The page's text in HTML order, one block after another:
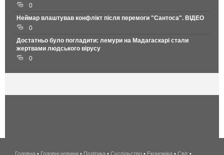
0
Неймар влаштував конфлікт після перемоги "Сантоса". ВІДЕО
0
Достатньо було погладити: лемури на Мадагаскарі стали
жертвами людського вірусу
0
беспроводной
Головна • Головні новини • Політика • Суспільство • Економіка • Світ •